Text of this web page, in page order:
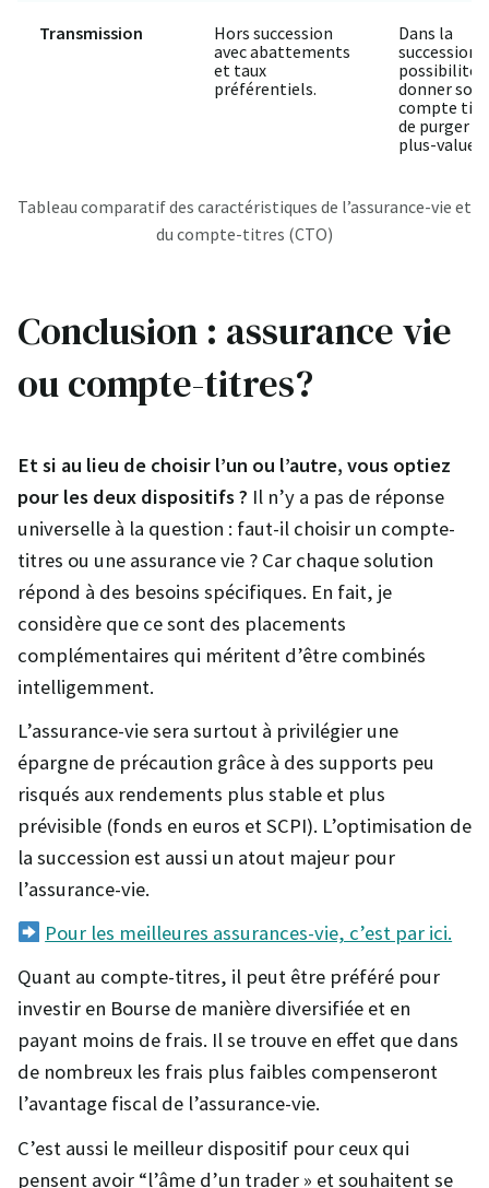
Transmission
Hors succession
avec abattements
et taux
préférentiels.
Dans la
succession,
possibilité
donner son
compte
de purger
plus-values.
Tableau comparatif des caractéristiques de l’assurance-vie et
du compte-titres (CTO)
Conclusion : assurance vie
ou compte-titres?
Et si au lieu de choisir l’un ou l’autre, vous optiez
pour les deux dispositifs ? Il n’y a pas de réponse
universelle à la question : faut-il choisir un compte-
titres ou une assurance vie ? Car chaque solution
répond à des besoins spécifiques. En fait, je
considère que ce sont des placements
complémentaires qui méritent d’être combinés
intelligemment.
L’assurance-vie sera surtout à privilégier une
épargne de précaution grâce à des supports peu
risqués aux rendements plus stable et plus
prévisible (fonds en euros et SCPI). L’optimisation de
la succession est aussi un atout majeur pour
l’assurance-vie.
Pour les meilleures assurances-vie, c’est par ici.
Quant au compte-titres, il peut être préféré pour
investir en Bourse de manière diversifiée et en
payant moins de frais. Il se trouve en effet que dans
de nombreux les frais plus faibles compenseront
l’avantage fiscal de l’assurance-vie.
C’est aussi le meilleur dispositif pour ceux qui
pensent avoir “l’âme d’un trader » et souhaitent se